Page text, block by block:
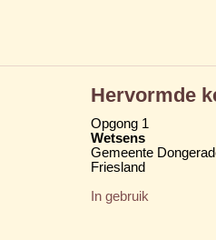
Hervormde
Opgong 1
Wetsens
Gemeente
Friesland
In gebruik